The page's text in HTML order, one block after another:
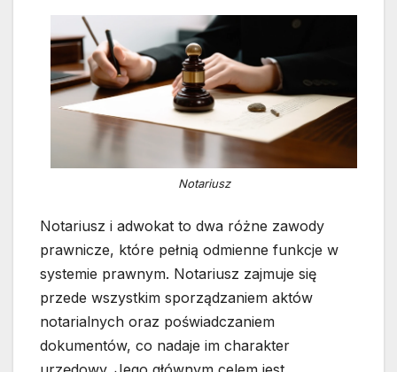
Notariusz
Notariusz i adwokat to dwa różne zawody
prawnicze, które pełnią odmienne funkcje w
systemie prawnym. Notariusz zajmuje się
przede wszystkim sporządzaniem aktów
notarialnych oraz poświadczaniem
dokumentów, co nadaje im charakter